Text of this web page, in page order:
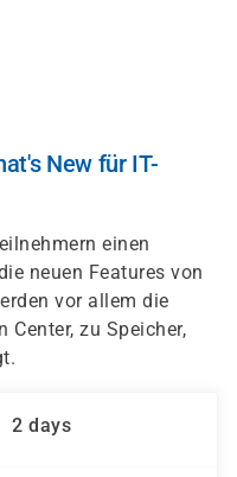
New für IT-
einen
neuen Features von
vor allem die
Center, zu Speicher,
2 days